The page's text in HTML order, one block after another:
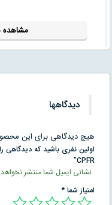
دیدگاهها
هیچ دیدگاهی برای این
اولین نفری باشید که دیدگاهی
CPFR”
نشانی ایمیل شما منتشر
امتیاز شما*